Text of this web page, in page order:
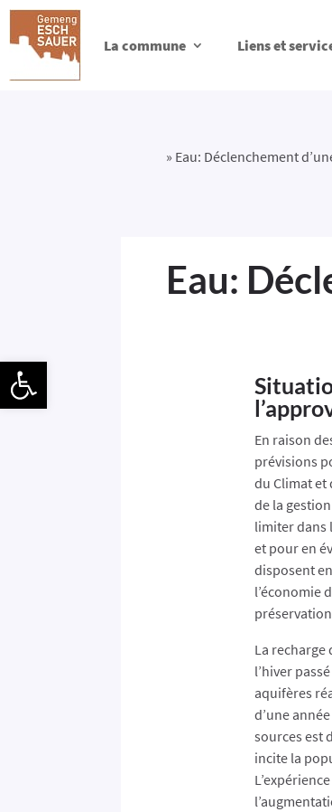
La commune Liens et
» Eau: Déclenchement
Eau:
En raison
prévisions
du Climat et
de la
limiter dans
et pour en
disposent
l’économie
La
l’hiver
aquifères
d’une
sources est
incite la
Ouvrir la barre d’outils